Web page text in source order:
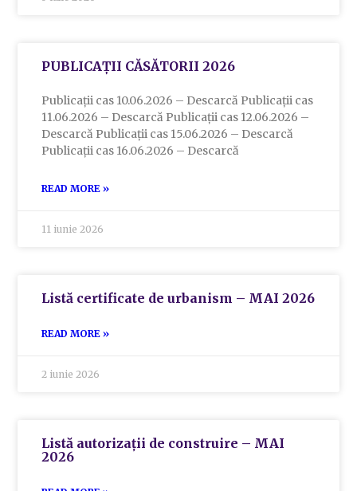
PUBLICAȚII CĂSĂTORII 2026
Publicații cas 10.06.2026 – Descarcă Publicații cas
11.06.2026 – Descarcă Publicații cas 12.06.2026 –
Descarcă Publicații cas 15.06.2026 – Descarcă
Publicații cas 16.06.2026 – Descarcă
READ MORE »
11 iunie 2026
Listă certificate de urbanism – MAI 2026
READ MORE »
2 iunie 2026
Listă autorizații de construire – MAI
2026